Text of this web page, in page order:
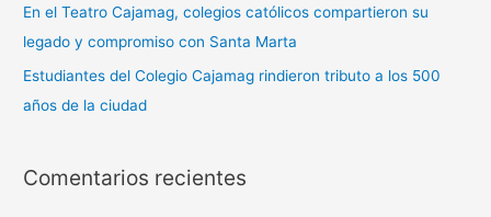
En el Teatro Cajamag, colegios católicos compartieron su
legado y compromiso con Santa Marta
Estudiantes del Colegio Cajamag rindieron tributo a los 500
años de la ciudad
Comentarios recientes